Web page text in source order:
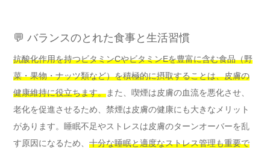
💬 バランスのとれた食事と生活習慣
抗酸化作用を持つビタミンCやビタミンEを豊富に含む食品（野
菜・果物・ナッツ類など）を積極的に摂取することは、皮膚の
健康維持に役立ちます。また、喫煙は皮膚の血流を悪化させ、
老化を促進させるため、禁煙は皮膚の健康にも大きなメリット
があります。睡眠不足やストレスは皮膚のターンオーバーを乱
す原因になるため、 十分な睡眠と適度なストレス管理も重要で